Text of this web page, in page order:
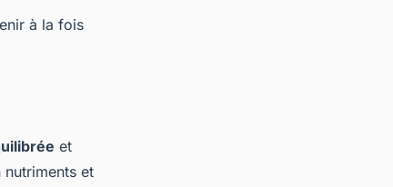
à la fois
et
nutriments et